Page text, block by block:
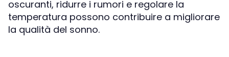
oscuranti, ridurre i rumori e regolare la
temperatura possono contribuire a migliorare
la qualità del sonno.